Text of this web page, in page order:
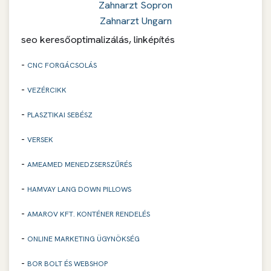
Zahnarzt Sopron
Zahnarzt Ungarn
seo keresőoptimalizálás, linképítés
- CNC FORGÁCSOLÁS
- VEZÉRCIKK
- PLASZTIKAI SEBÉSZ
- VERSEK
- AMEAMED MENEDZSERSZŰRÉS
- HAMVAY LANG DOWN PILLOWS
- AMAROV KFT. KONTÉNER RENDELÉS
- ONLINE MARKETING ÜGYNÖKSÉG
- BOR BOLT ÉS WEBSHOP